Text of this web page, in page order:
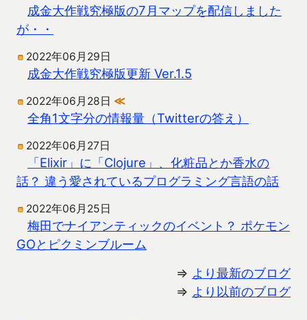
成金大作戦究極版の7月マップを配信しました
が・・
2022年06月29日
成金大作戦究極版更新 Ver.1.5
2022年06月28日 ≪
全角1文字分の情報量（Twitterの答え）
2022年06月27日
「Elixir」に「Clojure」、化粧品とか香水の
話？ 違う愛されているプログラミング言語の話
2022年06月25日
梅田でナイアンティックのイベント？ ポケモン
GOとピクミンブルーム
⇒ より最新のブログ
⇒ より以前のブログ